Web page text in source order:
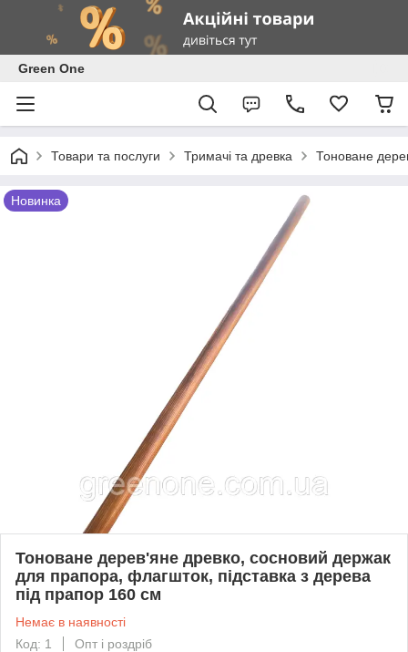
Green One
Товари та послуги Тримачі та древка Тоноване
Новинка
Тоноване дерев'яне древко, сосновий держак
для прапора, флагшток, підставка з дерева
під прапор 160 см
Немає в наявності
Код: 1
Опт і роздріб